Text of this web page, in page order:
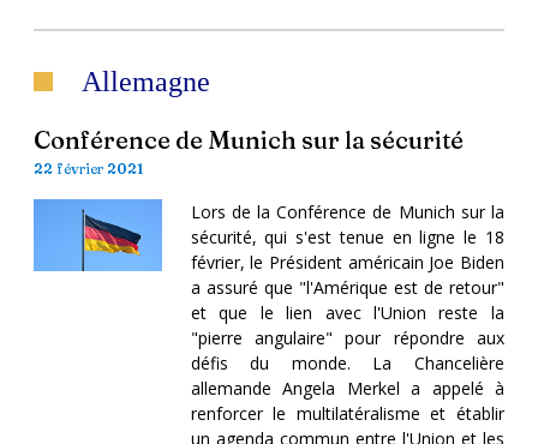
Allemagne
Conférence de Munich sur la sécurité
22 février 2021
Lors de la Conférence de Munich sur la
sécurité, qui s'est tenue en ligne le 18
février, le Président américain Joe Biden
a assuré que "l'Amérique est de retour"
et que le lien avec l'Union reste la
"pierre angulaire" pour répondre aux
défis du monde. La Chancelière
allemande Angela Merkel a appelé à
renforcer le multilatéralisme et établir
un agenda commun entre l'Union et les